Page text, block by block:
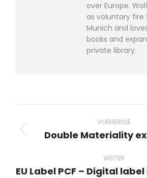
over Europe.
as voluntary fire
Munich and
books and
private library.
VORHERIGE
Double Materiality
WEITER
EU Label PCF – Digital